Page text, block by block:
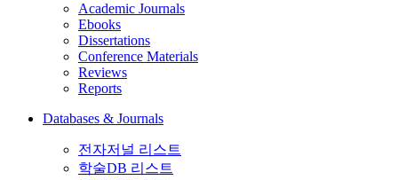
Academic Journals
Ebooks
Dissertations
Conference Materials
Reviews
Reports
Databases & Journals
전자저널 리스트
학술DB 리스트